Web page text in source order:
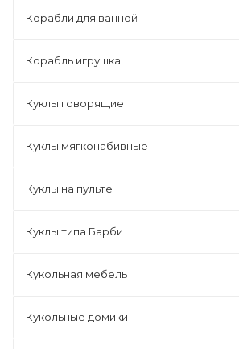
Корабли для ванной
Корабль игрушка
Куклы говорящие
Куклы мягконабивные
Куклы на пульте
Куклы типа Барби
Кукольная мебель
Кукольные домики